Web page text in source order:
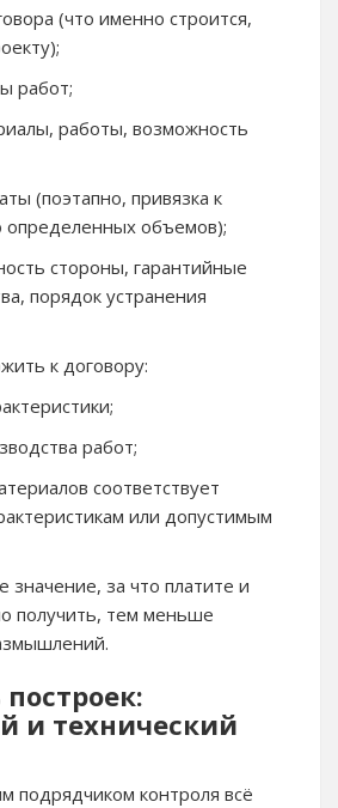
(что именно строится,
работ;
работы, возможность
(поэтапно, привязка к
объемов);
стороны, гарантийные
порядок устранения
к договору:
работ;
соответствует
или допустимым
значение, за что платите и
получить, тем меньше
и технический
подрядчиком контроля всё